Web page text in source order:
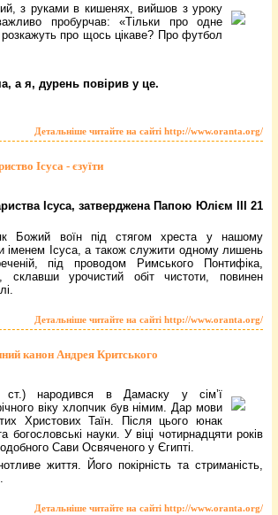
з руками в кишенях, вийшов з уроку
пробурчав: «Тільки про одне
про щось цікаве? Про футбол
а я, дурень повірив у це.
Детальніше читайте на сайті http://www.oranta.org/
Ісуса - єзуїти
Ісуса, затверджена Папою Юлієм ІІІ 21
Божий воїн під стягом хреста у нашому
іменем Ісуса, а також служити одному лишень
під проводом Римського Понтифіка,
склавши урочистий обіт чистоти, повинен
Детальніше читайте на сайті http://www.oranta.org/
канон Андрея Критського
ст.) народився в Дамаску у сім’ї
віку хлопчик був німим. Дар мови
Христових Таїн. Після цього юнак
науки. У віці чотирнадцяти років
Сави Освяченого у Єгипті.
життя. Його покірність та стриманість,
Детальніше читайте на сайті http://www.oranta.org/